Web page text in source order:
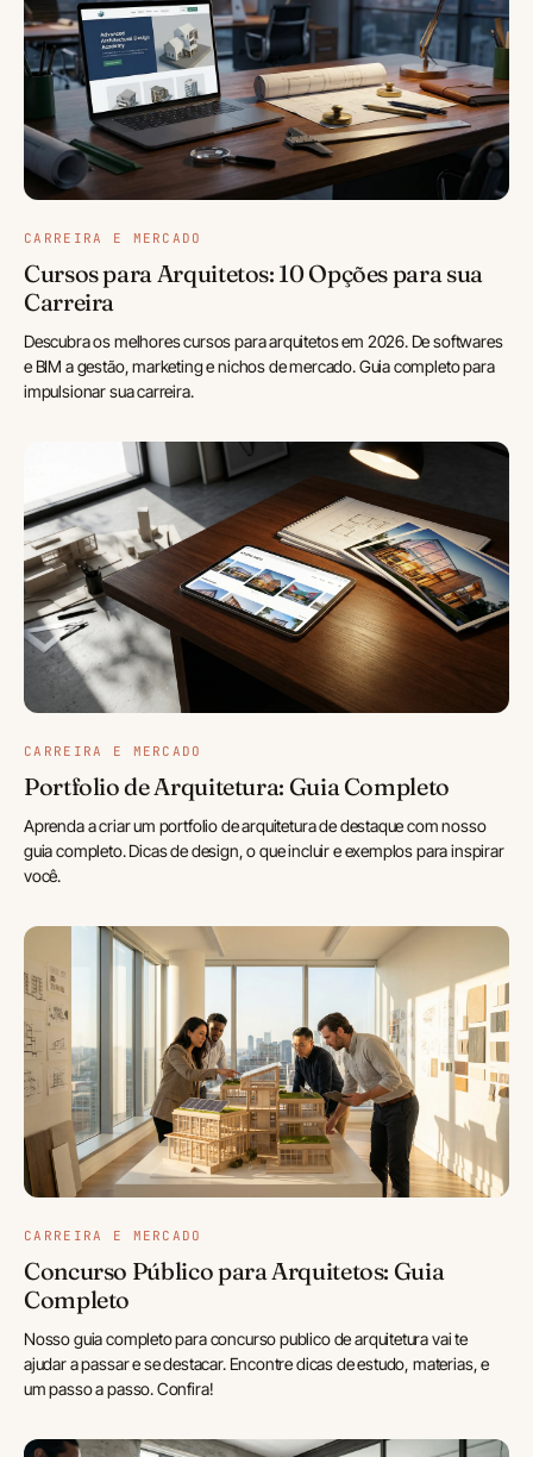
CARREIRA E MERCADO
Cursos para Arquitetos: 10 Opções para sua
Carreira
Descubra os melhores cursos para arquitetos em 2026. De softwares
e BIM a gestão, marketing e nichos de mercado. Guia completo para
impulsionar sua carreira.
CARREIRA E MERCADO
Portfolio de Arquitetura: Guia Completo
Aprenda a criar um portfolio de arquitetura de destaque com nosso
guia completo. Dicas de design, o que incluir e exemplos para inspirar
você.
CARREIRA E MERCADO
Concurso Público para Arquitetos: Guia
Completo
Nosso guia completo para concurso publico de arquitetura vai te
ajudar a passar e se destacar. Encontre dicas de estudo, materias, e
um passo a passo. Confira!